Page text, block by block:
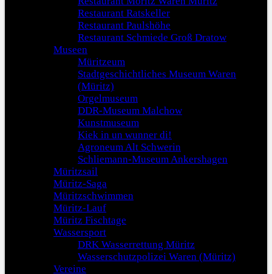
Restaurant Ratskeller
Restaurant Paulshöhe
Restaurant Schmiede Groß Dratow
Museen
Müritzeum
Stadtgeschichtliches Museum Waren
(Müritz)
Orgelmuseum
DDR-Museum Malchow
Kunstmuseum
Kiek in un wunner di!
Agroneum Alt Schwerin
Schliemann-Museum Ankershagen
Müritzsail
Müritz-Saga
Müritzschwimmen
Müritz-Lauf
Müritz Fischtage
Wassersport
DRK Wasserrettung Müritz
Wasserschutzpolizei Waren (Müritz)
Vereine